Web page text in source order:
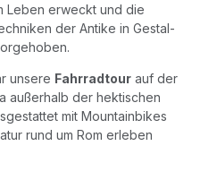
Leben erweckt und die
der Anti­ke in Gestal­
unse­re Fahr­rad­tour auf der
außer­halb der hek­ti­schen
mit Moun­tain­bikes
rund um Rom erle­ben